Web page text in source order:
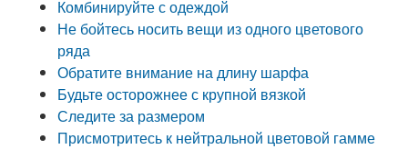
Комбинируйте с одеждой
Не бойтесь носить вещи из одного цветового
ряда
Обратите внимание на длину шарфа
Будьте осторожнее с крупной вязкой
Следите за размером
Присмотритесь к нейтральной цветовой гамме